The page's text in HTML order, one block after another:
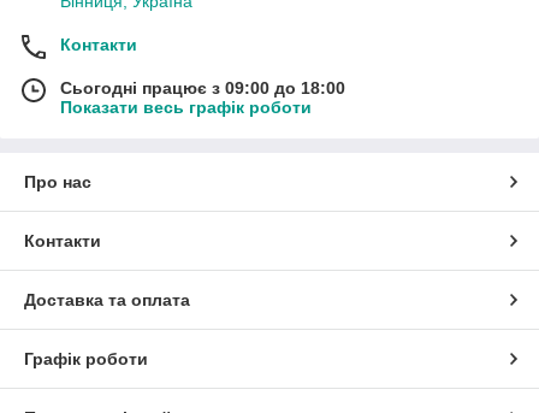
Контакти
Сьогодні працює з 09:00 до 18:00
Показати весь графік роботи
Про нас
Контакти
Доставка та оплата
Графік роботи